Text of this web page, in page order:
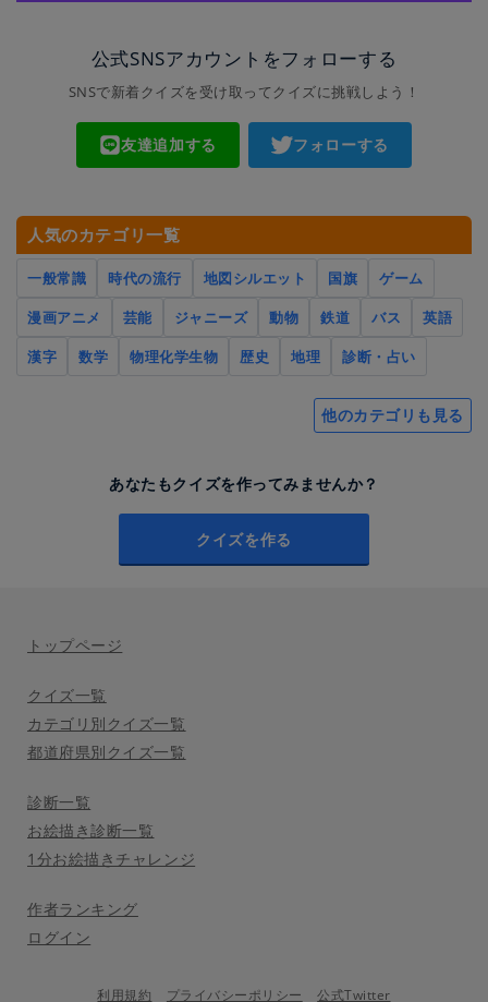
公式SNSアカウントをフォローする
SNSで新着クイズを受け取ってクイズに挑戦しよう！
友達追加する フォローする
人気のカテゴリ一覧
一般常識 時代の流行 地図シルエット 国旗
ゲーム
漫画アニメ
芸能 ジャニーズ 動物 鉄道 バス
英語
漢字
数学 物理化学生物 歴史 地理 診断・占い
他のカテゴリも見る
あなたもクイズを作ってみませんか？
クイズを作る
トップページ
クイズ一覧
カテゴリ別クイズ一覧
都道府県別クイズ一覧
診断一覧
お絵描き診断一覧
1分お絵描きチャレンジ
作者ランキング
ログイン
利用規約 プライバシーポリシー 公式Twitter